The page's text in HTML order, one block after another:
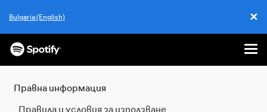
Bulgaria (English)
✕
СЪДЪРЖАНИЕТО
Правна информация
Правила и условия за използване